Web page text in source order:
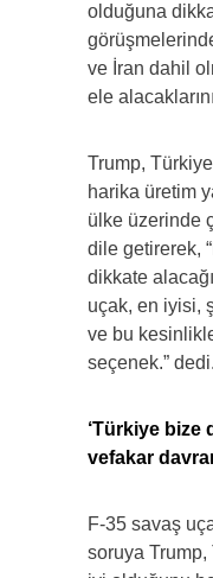
olduğuna
ve İran dahil
ele
Trump,
harika üretim
ülke üzerinde
dile getirerek,
dikkate
uçak, en iyisi,
ve bu
seçenek.” dedi.
‘Türkiye bize
vefakar
F-35 savaş
soruya